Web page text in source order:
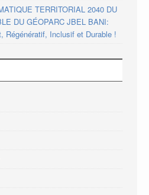
TERRITORIAL 2040 DU
DU GÉOPARC JBEL BANI:
Régénératif, Inclusif et Durable !